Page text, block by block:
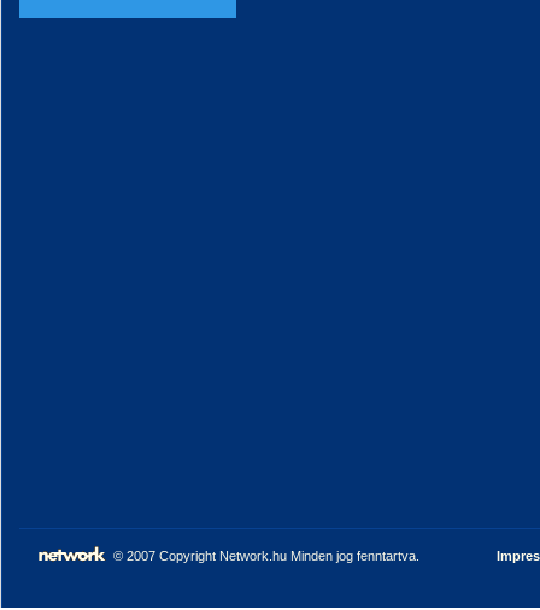
© 2007 Copyright Network.hu Minden jog fenntartva.